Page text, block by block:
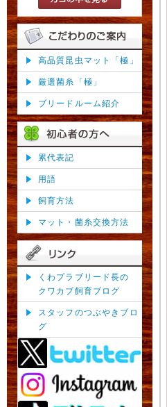
高品質昆虫マット「極」
厳選菌糸「極」
ブリードルーム紹介
累代表記
用語
飼育方法
マット・菌糸交換方法
くわプラブリード長の
クワカブ飼育ブログ
スタッフのつぶやきブロ
グ